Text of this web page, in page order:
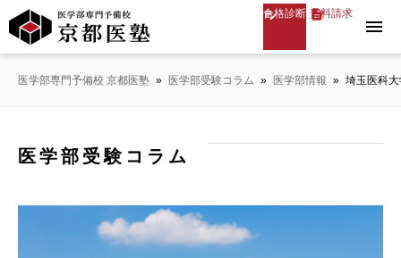
合格診断 資料請求
menu
医学部専門予備校 京都医塾 » 医学部受験コラム » 医学部情報 » 埼玉医科
医学部受験コラム